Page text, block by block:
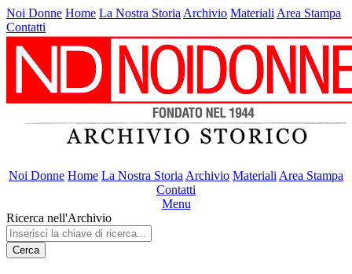
Noi Donne Home La Nostra Storia Archivio Materiali Area Stampa
Contatti
Noi Donne Home La Nostra Storia Archivio Materiali Area Stampa
Contatti
Menu
Ricerca nell'Archivio
Cerca